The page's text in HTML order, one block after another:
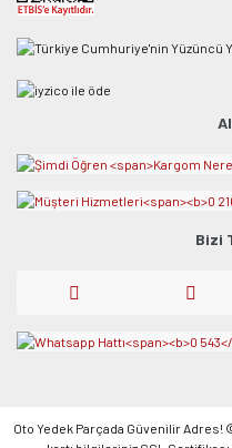
Bizi
Oto Yedek Parçada Güvenilir